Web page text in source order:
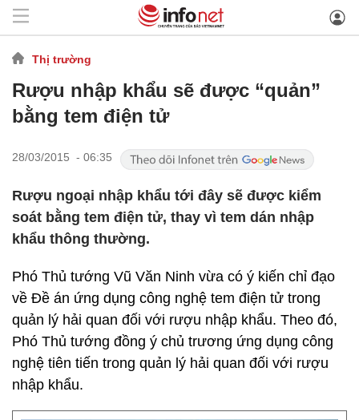
Thị trường
Rượu nhập khẩu sẽ được “quản”
bằng tem điện tử
28/03/2015 - 06:35
Rượu ngoại nhập khẩu tới đây sẽ được kiểm
soát bằng tem điện tử, thay vì tem dán nhập
khẩu thông thường.
Phó Thủ tướng Vũ Văn Ninh vừa có ý kiến chỉ đạo
về Đề án ứng dụng công nghệ tem điện tử trong
quản lý hải quan đối với rượu nhập khẩu. Theo đó,
Phó Thủ tướng đồng ý chủ trương ứng dụng công
nghệ tiên tiến trong quản lý hải quan đối với rượu
nhập khẩu.